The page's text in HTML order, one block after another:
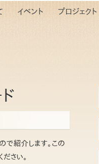
イベント プロジェクト
紹介します。この
さい。